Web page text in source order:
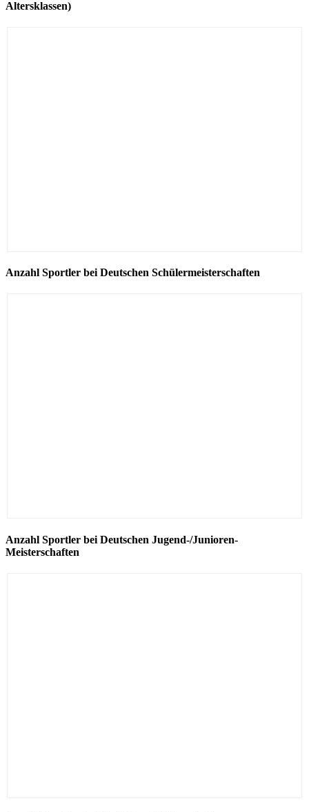
Altersklassen)
Anzahl Sportler bei Deutschen Schülermeisterschaften
Anzahl Sportler bei Deutschen Jugend-/Junioren-
Meisterschaften